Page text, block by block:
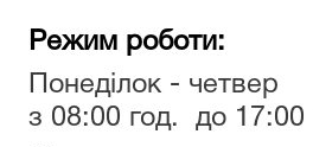
Режим роботи:
Понеділок - четвер
з 08:00 год. до 17:00